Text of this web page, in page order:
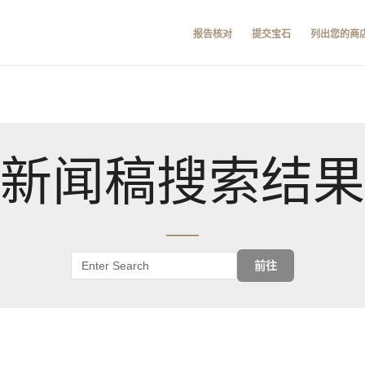
报告核对 提交宝石 列出您的商
新闻稿搜索结果
前往